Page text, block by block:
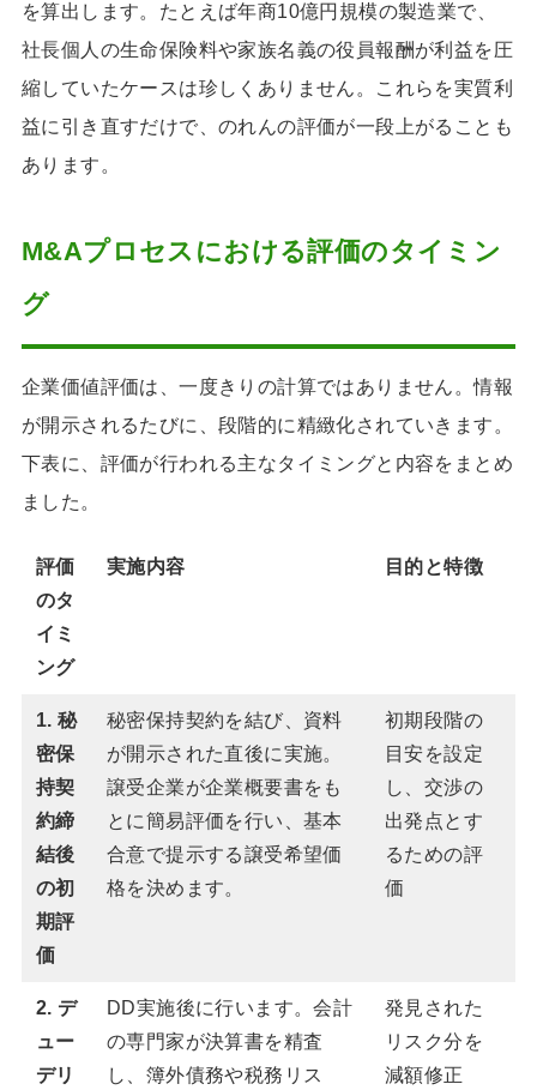
を算出します。たとえば年商10億円規模の製造業で、
社長個人の生命保険料や家族名義の役員報酬が利益を圧
縮していたケースは珍しくありません。これらを実質利
益に引き直すだけで、のれんの評価が一段上がることも
あります。
M&Aプロセスにおける評価のタイミン
グ
企業価値評価は、一度きりの計算ではありません。情報
が開示されるたびに、段階的に精緻化されていきます。
下表に、評価が行われる主なタイミングと内容をまとめ
ました。
評価
のタ
イミ
ング
実施内容 目的と特徴
1. 秘
密保
持契
約締
結後
の初
期評
価
秘密保持契約を結び、資料
が開示された直後に実施。
譲受企業が企業概要書をも
とに簡易評価を行い、基本
合意で提示する譲受希望価
格を決めます。
初期段階の
目安を設定
し、交渉の
出発点とす
るための評
価
2. デ
ュー
デリ
DD実施後に行います。会計
の専門家が決算書を精査
し、簿外債務や税務リス
発見された
リスク分を
減額修正